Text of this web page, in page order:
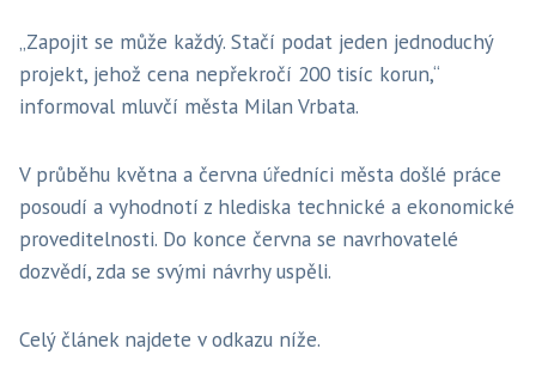
„Zapojit se může každý. Stačí podat jeden jednoduchý
projekt, jehož cena nepřekročí 200 tisíc korun,“
informoval mluvčí města Milan Vrbata.
V průběhu května a června úředníci města došlé práce
posoudí a vyhodnotí z hlediska technické a ekonomické
proveditelnosti. Do konce června se navrhovatelé
dozvědí, zda se svými návrhy uspěli.
Celý článek najdete v odkazu níže.